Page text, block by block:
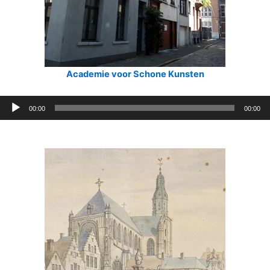
Academie voor Schone Kunsten
Audiospeler
00:00 00:00